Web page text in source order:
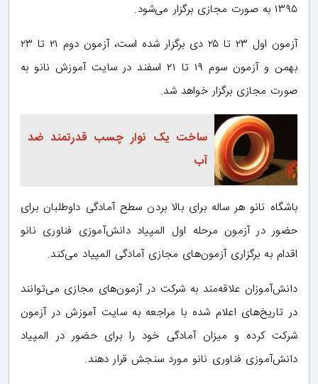
۱۳۹۵ به صورت مجازی برگزار می‌شود.
آزمون اول ۲۳ تا ۲۵ دی برگزار شده است، آزمون دوم ۲۱ تا ۲۳
بهمن و آزمون سوم ۱۹ تا ۲۱ اسفند در سایت آموزش نانو به
صورت مجازی برگزار خواهد شد.
ساخت یک نوار چسب قدرتمند ضد
آب
باشگاه نانو هر ساله برای بالا بردن سطح آمادگی داوطلبان برای
حضور در آزمون مرحله اول المپیاد دانش‌آموزی فناوری نانو
اقدام به برگزاری آزمون‌های مجازی آمادگی المپیاد می‌کند.
دانش‌آموزان علاقه‌مند به شرکت در آزمون‌های مجازی می‌توانند
در تاریخ‌های اعلام شده با مراجعه به سایت آموزش در آزمون
شرکت کرده و میزان آمادگی خود را برای حضور در المپیاد
دانش‌آموزی فناوری نانو مورد سنجش قرار دهند.